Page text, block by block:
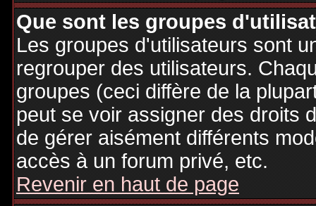
Que sont les groupes
Les groupes d'utilisateurs sont
regrouper des utilisateurs.
groupes (ceci diffère de la
peut se voir assigner des droits
de gérer aisément différents
accès à un forum privé, etc.
Revenir en haut de page